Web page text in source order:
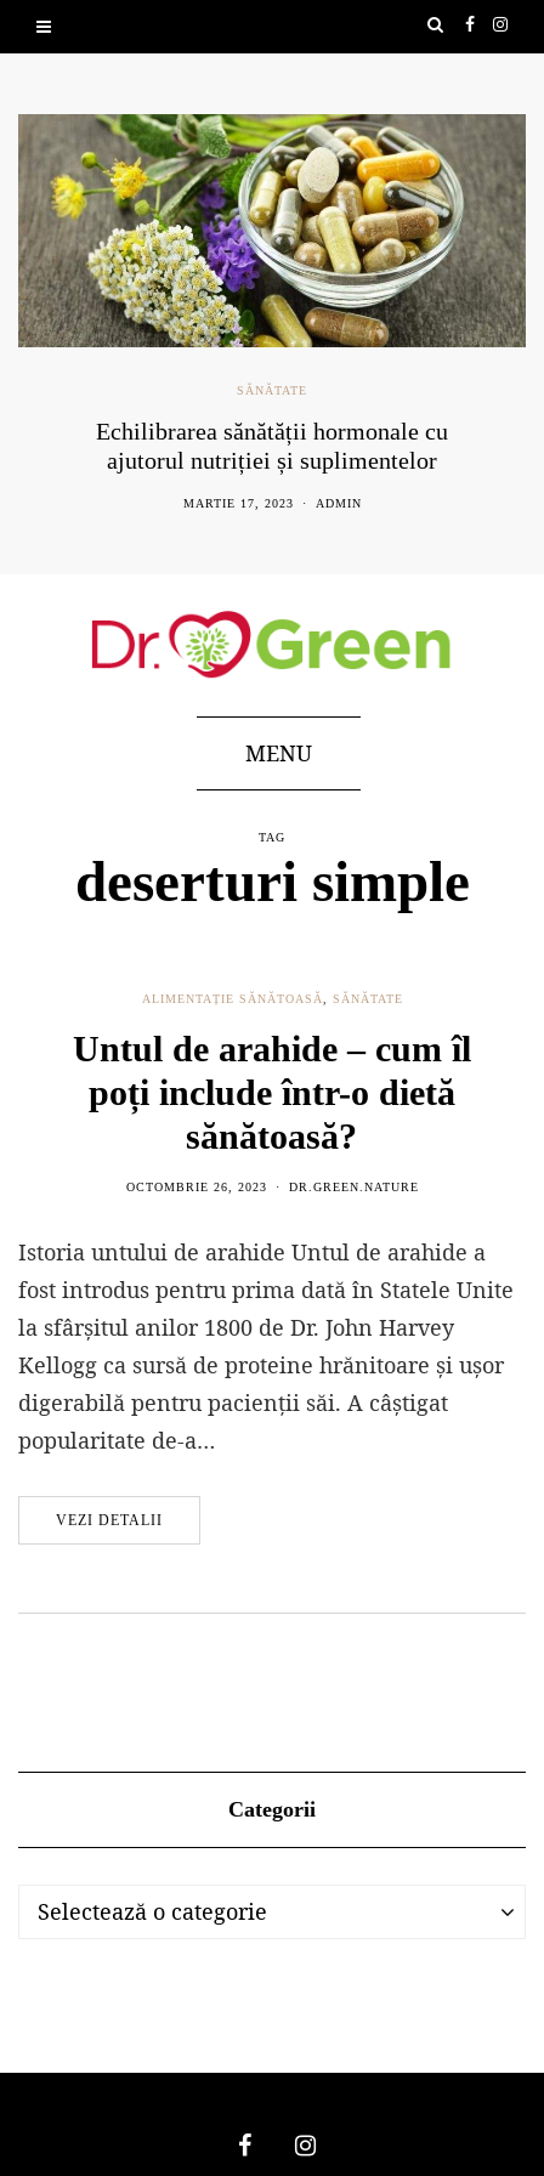
SĂNĂTATE
Echilibrarea sănătății hormonale cu
ajutorul nutriției și suplimentelor
MARTIE 17, 2023 ADMIN
MENU
TAG
deserturi simple
ALIMENTAȚIE SĂNĂTOASĂ SĂNĂTATE
Untul de arahide – cum îl
poți include într-o dietă
sănătoasă?
OCTOMBRIE 26, 2023 DR.GREEN.NATURE
Istoria untului de arahide Untul de arahide a
fost introdus pentru prima dată în Statele Unite
la sfârșitul anilor 1800 de Dr. John Harvey
Kellogg ca sursă de proteine ​​hrănitoare și ușor
digerabilă pentru pacienții săi. A câștigat
popularitate de-a…
VEZI DETALII
Categorii
Categorii
Selectează o categorie
Categorii